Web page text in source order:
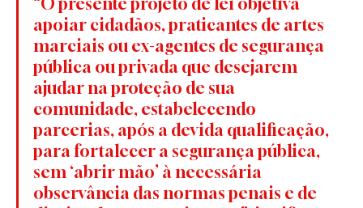
apoiar cidadãos, praticantes de artes
marciais ou ex-agentes de segurança
pública ou privada que desejarem
ajudar na proteção de sua
comunidade, estabelecendo
parcerias, após a devida qualificação,
para fortalecer a segurança pública,
sem ‘abrir mão’ à necessária
observância das normas penais e de